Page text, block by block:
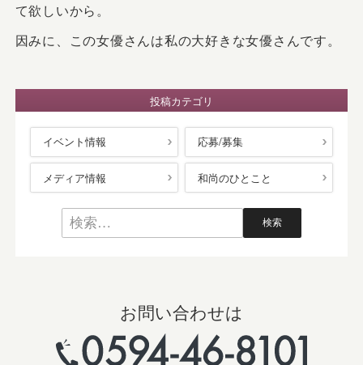
て欲しいから。
因みに、この女優さんは私の大好きな女優さんです。
投稿カテゴリ
イベント情報 応募/募集
メディア情報 和尚のひとこと
お問い合わせは